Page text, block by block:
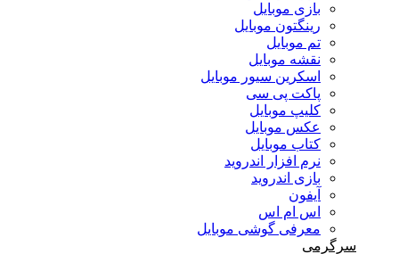
بازی موبایل
رینگتون موبایل
تم موبایل
نقشه موبایل
اسکرین سیور موبایل
پاکت پی سی
کلیپ موبایل
عکس موبایل
کتاب موبایل
نرم افزار اندروید
بازی اندروید
آیفون
اس ام اس
معرفی گوشی موبایل
سرگرمی